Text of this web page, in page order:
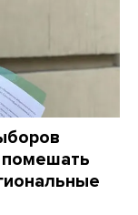
помешать